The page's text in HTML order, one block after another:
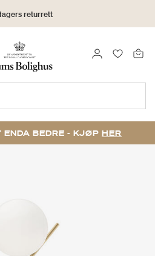
returrett
LOGG INN
BEDRE - KJØP HER